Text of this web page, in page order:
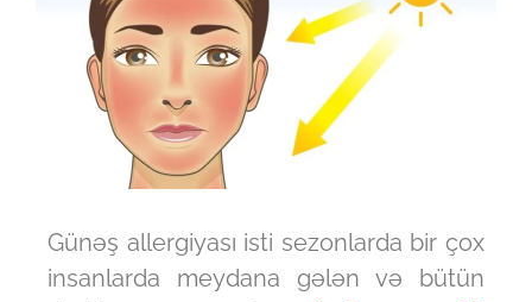
Günəş allergiyası isti sezonlarda bir çox
insanlarda meydana gələn və bütün